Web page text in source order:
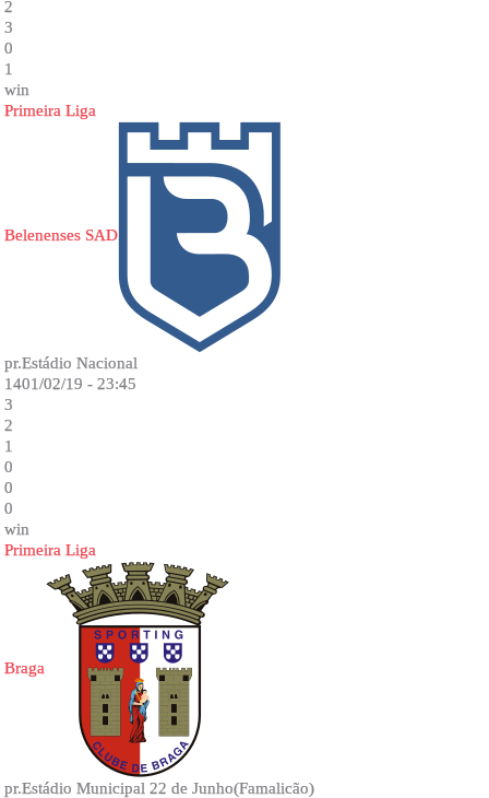
2
3
0
1
win
Primeira Liga
Belenenses SAD
pr.Estádio Nacional
1401/02/19 - 23:45
3
2
1
0
0
0
win
Primeira Liga
Braga
pr.Estádio Municipal 22 de Junho(Famalicão)